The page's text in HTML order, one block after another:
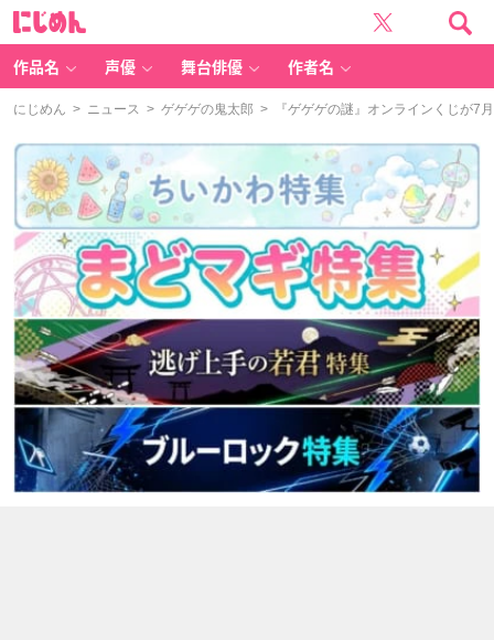
作品名 声優 舞台俳優 作者名
にじめん > ニュース > ゲゲゲの鬼太郎 > 『ゲゲゲの謎』オンラインくじが7